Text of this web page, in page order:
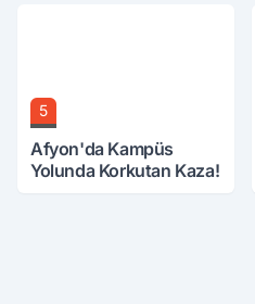
5
Afyon'da Kampüs
Yolunda Korkutan Kaza!